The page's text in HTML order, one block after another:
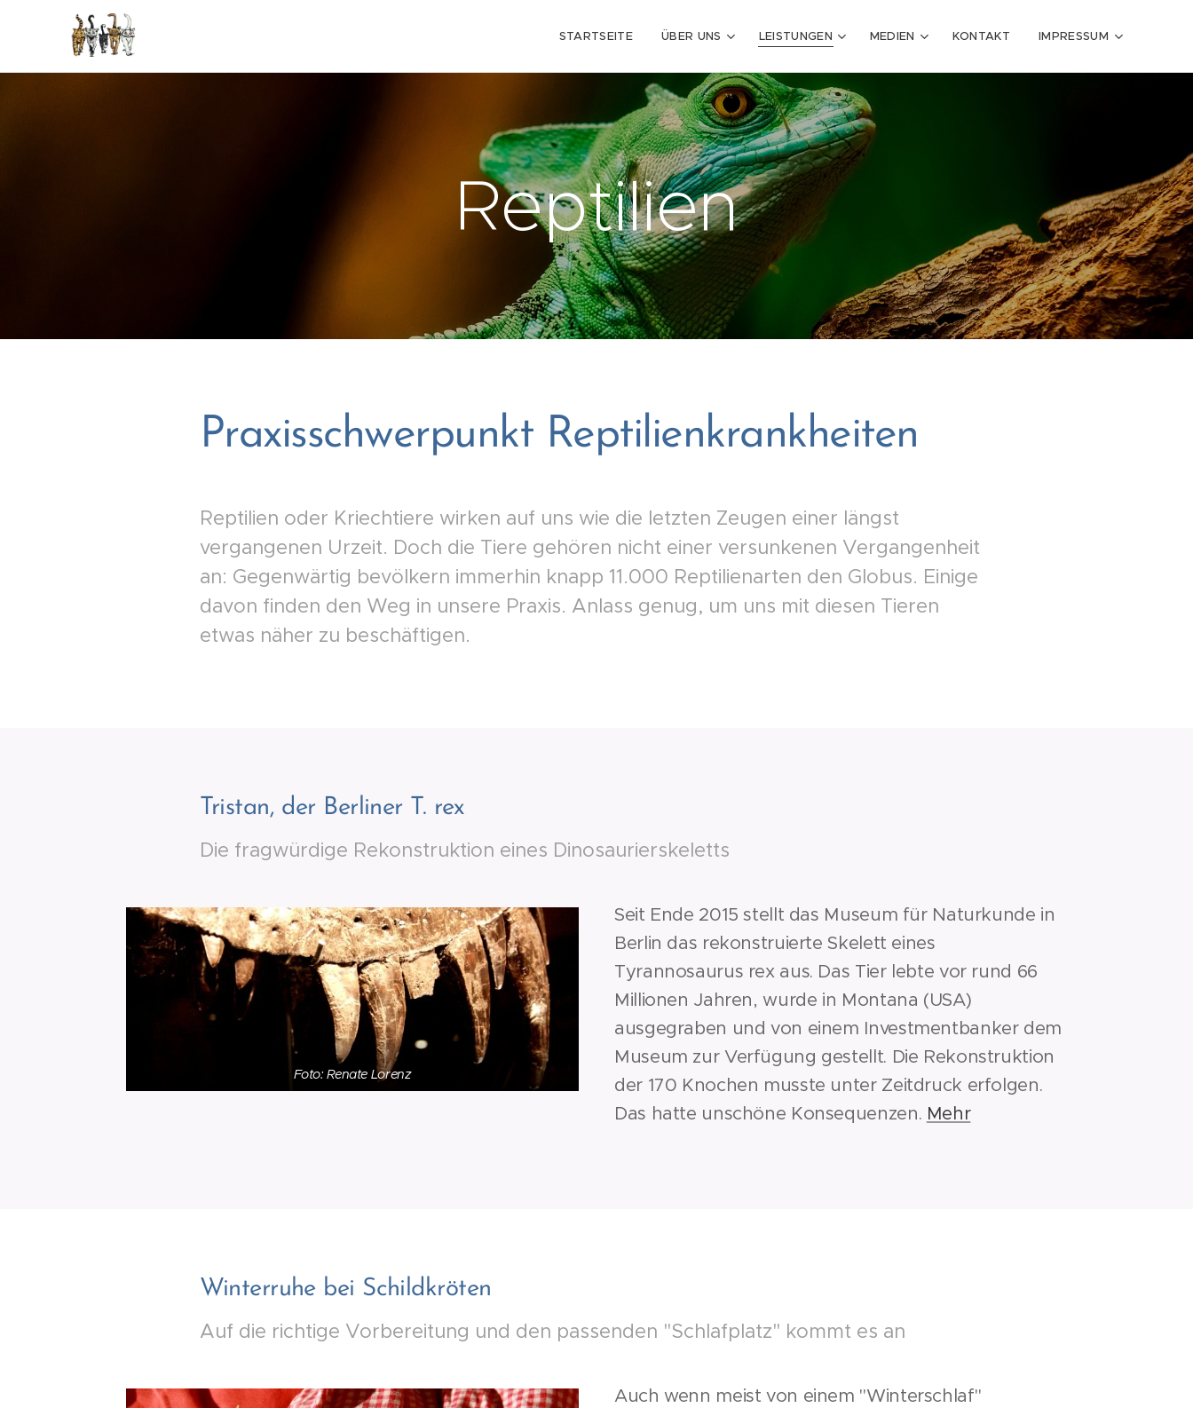
STARTSEITE ÜBER UNS LEISTUNGEN MEDIEN KONTAKT IMPRESSUM
Reptilien
Praxisschwerpunkt Reptilienkrankheiten
Reptilien oder Kriechtiere wirken auf uns wie die letzten Zeugen einer längst
vergangenen Urzeit. Doch die Tiere gehören nicht einer versunkenen Vergangenheit
an: Gegenwärtig bevölkern immerhin knapp 11.000 Reptilienarten den Globus. Einige
davon finden den Weg in unsere Praxis. Anlass genug, um uns mit diesen Tieren
etwas näher zu beschäftigen.
Tristan, der Berliner T. rex
Die fragwürdige Rekonstruktion eines Dinosaurierskeletts
Foto: Renate Lorenz
Seit Ende 2015 stellt das Museum für Naturkunde in
Berlin das rekonstruierte Skelett eines
Tyrannosaurus rex aus. Das Tier lebte vor rund 66
Millionen Jahren, wurde in Montana (USA)
ausgegraben und von einem Investmentbanker dem
Museum zur Verfügung gestellt. Die Rekonstruktion
der 170 Knochen musste unter Zeitdruck erfolgen.
Das hatte unschöne Konsequenzen. Mehr
Winterruhe bei Schildkröten
Auf die richtige Vorbereitung und den passenden "Schlafplatz" kommt es an
Auch wenn meist von einem "Winterschlaf"